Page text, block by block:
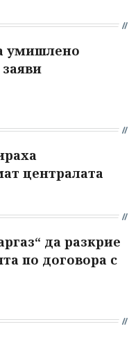
умишлено
централата
да разкрие
по договора с